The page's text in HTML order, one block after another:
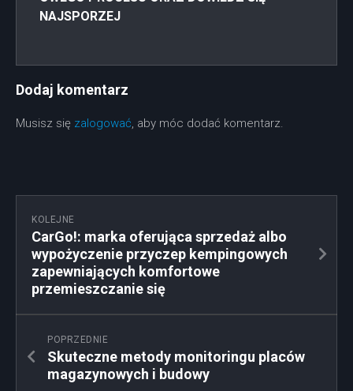
NAJSPORZEJ
Dodaj komentarz
Musisz się zalogować, aby móc dodać komentarz.
KOLEJNE
CarGo!: marka oferująca sprzedaż albo
wypożyczenie przyczep kempingowych
zapewniających komfortowe
przemieszczanie się
POPRZEDNIE
Skuteczne metody monitoringu placów
magazynowych i budowy